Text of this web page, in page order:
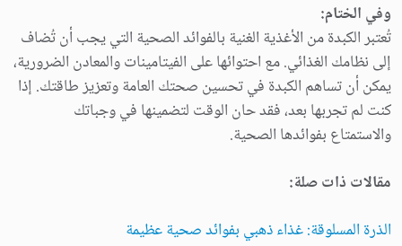
وفي الختام:
تُعتبر الكبدة من الأغذية الغنية بالفوائد الصحية التي يجب أن تُضاف
إلى نظامك الغذائي. مع احتوائها على الفيتامينات والمعادن الضرورية،
يمكن أن تساهم الكبدة في تحسين صحتك العامة وتعزيز طاقتك. إذا
كنت لم تجربها بعد، فقد حان الوقت لتضمينها في وجباتك
والاستمتاع بفوائدها الصحية.
مقالات ذات صلة:
الذرة المسلوقة: غذاء ذهبي بفوائد صحية عظيمة